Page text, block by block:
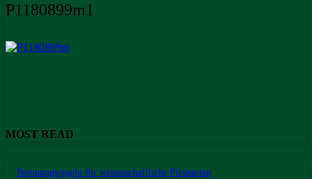
P1180899m1
MOST READ
Betonungsregeln für wissenschaftliche Pilznamen